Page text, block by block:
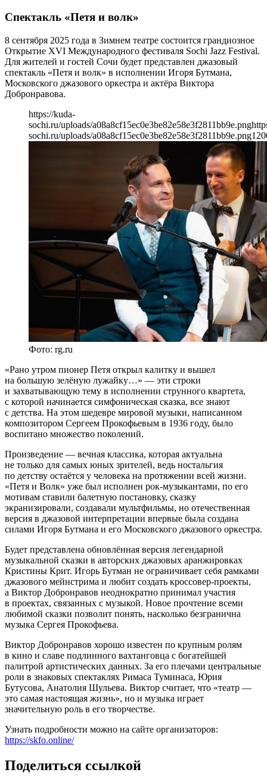
Спектакль «Петя и волк»
8 сентября 2025 года в Зимнем театре состоится грандиозное
Открытие XVI Международного фестиваля Sochi Jazz Festival.
Для жителей и гостей Сочи будет представлен джазовый
спектакль «Петя и волк» в исполнении Игоря Бутмана,
Московского джазового оркестра и актёра Виктора
Добронравова.
https://kuda-
sochi.ru/uploads/a08a8cf15ec0e3be82e58e3f2811bb9e.png
sochi.ru/uploads/a08a8cf15ec0e3be82e58e3f2811bb9e.png
Фото: rg.ru
«Рано утром пионер Петя открыл калитку и вышел
на большую зелёную лужайку…» — эти строки
и захватывающую тему в исполнении струнного квартета,
с которой начинается симфоническая сказка, все знают
с детства. На этом шедевре мировой музыки, написанном
композитором Сергеем Прокофьевым в 1936 году, было
воспитано множество поколений.
Произведение — вечная классика, которая актуальна
не только для самых юных зрителей, ведь ностальгия
по детству остаётся у человека на протяжении всей жизни.
«Петя и Волк» уже был исполнен рок-музыкантами, по его
мотивам ставили балетную постановку, сказку
экранизировали, создавали мультфильмы, но отечественная
версия в джазовой интерпретации впервые была создана
силами Игоря Бутмана и его Московского джазового оркестра.
Будет представлена обновлённая версия легендарной
музыкальной сказки в авторских джазовых аранжировках
Кристины Крит. Игорь Бутман не ограничивает себя рамками
джазового мейнстрима и любит создать кроссовер-проекты,
а Виктор Добронравов неоднократно принимал участия
в проектах, связанных с музыкой. Новое прочтение всеми
любимой сказки позволит понять, насколько безгранична
музыка Сергея Прокофьева.
Виктор Добронравов хорошо известен по крупным ролям
в кино и славе подлинного вахтанговца с богатейшей
палитрой артистических данных. За его плечами центральные
роли в знаковых спектаклях Римаса Туминаса, Юрия
Бутусова, Анатолия Шульева. Виктор считает, что «театр —
это самая настоящая жизнь», но и музыка играет
значительную роль в его творчестве.
Узнать подробности можно на сайте организаторов:
https://skfo.online/
Поделиться ссылкой